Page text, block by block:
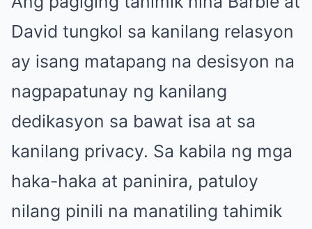
David tungkol sa kanilang relasyon
ay isang matapang na desisyon na
nagpapatunay ng kanilang
dedikasyon sa bawat isa at sa
kanilang privacy. Sa kabila ng mga
haka-haka at paninira, patuloy
nilang pinili na manatiling tahimik